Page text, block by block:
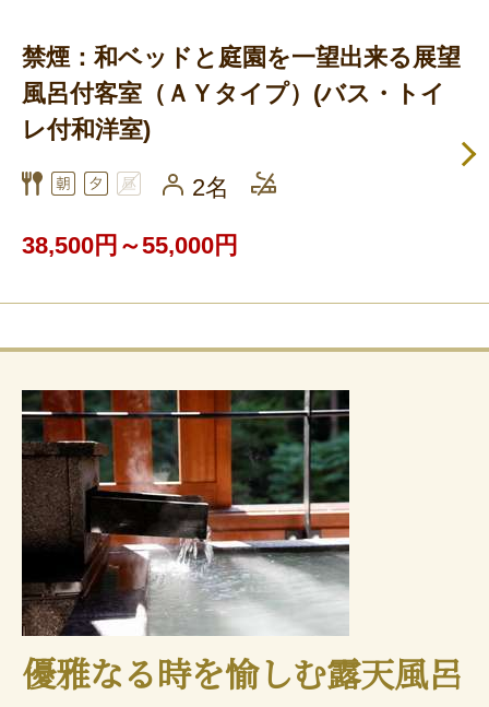
禁煙：和ベッドと庭園を一望出来る展望
風呂付客室（ＡＹタイプ）(バス・トイ
レ付和洋室)
2名
38,500円～55,000円
優雅なる時を愉しむ露天風呂